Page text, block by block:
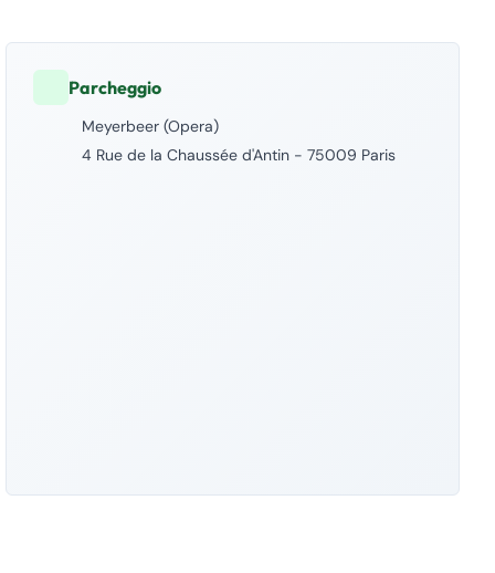
Parcheggio
Meyerbeer (Opera)
4 Rue de la Chaussée d'Antin - 75009 Paris